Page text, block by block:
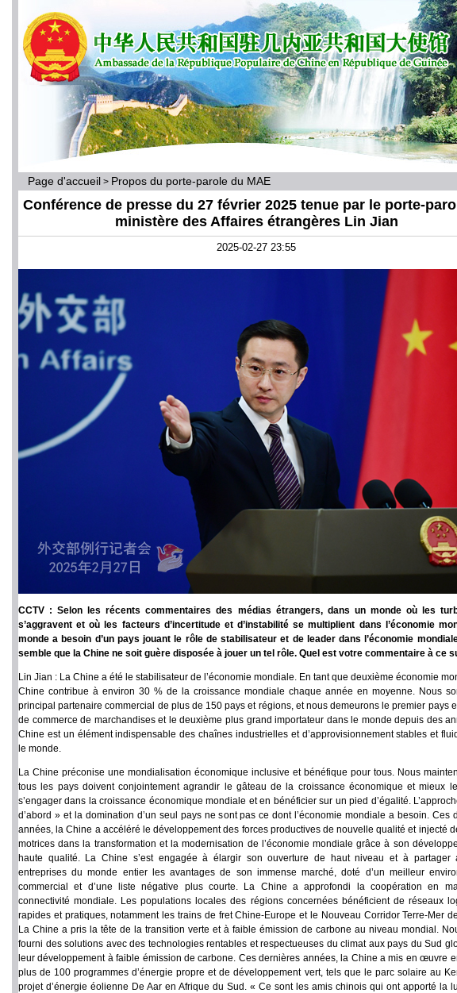
Page d'accueil > Propos du porte-parole du MAE
Conférence de presse du 27 février 2025 tenue par le porte-
ministère des Affaires étrangères Lin Jian
2025-02-27 23:55
CCTV : Selon les récents commentaires des médias étrangers, dans un monde où les
s’aggravent et où les facteurs d’incertitude et d’instabilité se multiplient dans l’économie
monde a besoin d’un pays jouant le rôle de stabilisateur et de leader dans l’économie
semble que la Chine ne soit guère disposée à jouer un tel rôle. Quel est votre commentaire à ce
Lin Jian : La Chine a été le stabilisateur de l’économie mondiale. En tant que deuxième économie
Chine contribue à environ 30 % de la croissance mondiale chaque année en moyenne. Nous
principal partenaire commercial de plus de 150 pays et régions, et nous demeurons le premier pays
de commerce de marchandises et le deuxième plus grand importateur dans le monde depuis des
Chine est un élément indispensable des chaînes industrielles et d’approvisionnement stables et
le monde.
La Chine préconise une mondialisation économique inclusive et bénéfique pour tous. Nous
tous les pays doivent conjointement agrandir le gâteau de la croissance économique et mieux
s’engager dans la croissance économique mondiale et en bénéficier sur un pied d’égalité.
d’abord » et la domination d’un seul pays ne sont pas ce dont l’économie mondiale a besoin. Ces
années, la Chine a accéléré le développement des forces productives de nouvelle qualité et injecté
motrices dans la transformation et la modernisation de l’économie mondiale grâce à son
haute qualité. La Chine s’est engagée à élargir son ouverture de haut niveau et à partager
entreprises du monde entier les avantages de son immense marché, doté d’un meilleur
commercial et d’une liste négative plus courte. La Chine a approfondi la coopération en
connectivité mondiale. Les populations locales des régions concernées bénéficient de réseaux
rapides et pratiques, notamment les trains de fret Chine-Europe et le Nouveau Corridor Terre-Mer
La Chine a pris la tête de la transition verte et à faible émission de carbone au niveau mondial.
fourni des solutions avec des technologies rentables et respectueuses du climat aux pays du Sud
leur développement à faible émission de carbone. Ces dernières années, la Chine a mis en œuvre
plus de 100 programmes d’énergie propre et de développement vert, tels que le parc solaire au
projet d’énergie éolienne De Aar en Afrique du Sud. « Ce sont les amis chinois qui ont apporté la